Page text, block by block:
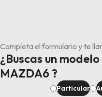
Completa el formulario y te
¿Buscas un
MAZDA6 ?
Particular